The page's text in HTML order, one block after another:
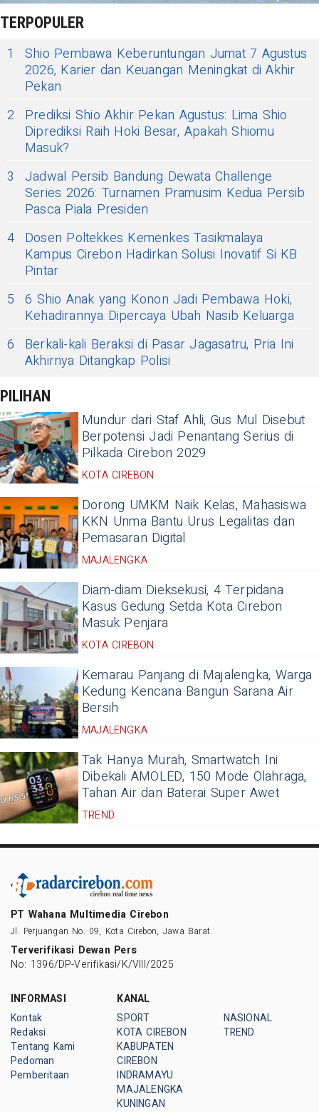
TERPOPULER
1
Shio Pembawa Keberuntungan Jumat 7 Agustus
2026, Karier dan Keuangan Meningkat di Akhir
Pekan
2
Prediksi Shio Akhir Pekan Agustus: Lima Shio
Diprediksi Raih Hoki Besar, Apakah Shiomu
Masuk?
3
Jadwal Persib Bandung Dewata Challenge
Series 2026: Turnamen Pramusim Kedua Persib
Pasca Piala Presiden
4 Dosen Poltekkes Kemenkes Tasikmalaya
Kampus Cirebon Hadirkan Solusi Inovatif Si KB
Pintar
5 6 Shio Anak yang Konon Jadi Pembawa Hoki,
Kehadirannya Dipercaya Ubah Nasib Keluarga
6
Berkali-kali Beraksi di Pasar Jagasatru, Pria Ini
Akhirnya Ditangkap Polisi
PILIHAN
Mundur dari Staf Ahli, Gus Mul Disebut
Berpotensi Jadi Penantang Serius di
Pilkada Cirebon 2029
KOTA CIREBON
Dorong UMKM Naik Kelas, Mahasiswa
KKN Unma Bantu Urus Legalitas dan
Pemasaran Digital
MAJALENGKA
Diam-diam Dieksekusi, 4 Terpidana
Kasus Gedung Setda Kota Cirebon
Masuk Penjara
KOTA CIREBON
Kemarau Panjang di Majalengka, Warga
Kedung Kencana Bangun Sarana Air
Bersih
MAJALENGKA
Tak Hanya Murah, Smartwatch Ini
Dibekali AMOLED, 150 Mode Olahraga,
Tahan Air dan Baterai Super Awet
TREND
PT Wahana Multimedia Cirebon
Jl. Perjuangan No. 09, Kota Cirebon, Jawa Barat.
Terverifikasi Dewan Pers
No: 1396/DP-Verifikasi/K/VIII/2025
INFORMASI
Kontak
Redaksi
Tentang Kami
Pedoman
Pemberitaan
KANAL
SPORT
KOTA CIREBON
KABUPATEN
CIREBON
INDRAMAYU
MAJALENGKA
KUNINGAN
NASIONAL
TREND